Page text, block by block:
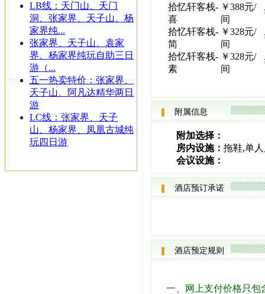
LB线：天门山、天门
洞、张家界、天子山、杨
家界纯...
张家界、天子山、袁家
界、杨家界纯玩自助三日
游（...
五一热卖特价：张家界、
天子山、阿凡达精华两日
游
LC线：张家界、天子
山、杨家界、凤凰古城纯
玩四日游
拾忆轩客栈-
喜
￥388元/
间
拾忆轩客栈-
简
￥328元/
间
拾忆轩客栈-
素
￥328元/
间
附属信息
附加选择：
房内设施： 拖鞋,单
会议设施：
酒店预订承诺
酒店预定规则
一、网上支付价格只包